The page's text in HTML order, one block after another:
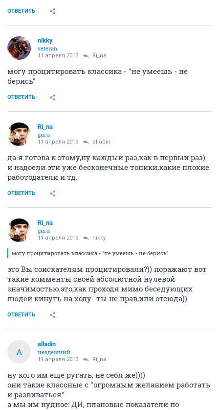
ОТВЕТИТЬ
nikky
veteran
11 апреля 2013 Ri_na
могу процитировать классика - "не умеешь - не
берись"
ОТВЕТИТЬ
Ri_na
guru
11 апреля 2013 alladin
да я готова к этому,ну каждый раз,как в первый раз)
и надоели эти уже бесконечные топики,какие плохие
работодатели и тд.
ОТВЕТИТЬ
Ri_na
guru
11 апреля 2013 nikky
могу процитировать классика - "не умеешь - не берись"
это Вы соискателям процитировали?)) поражают вот
такие комменты своей абсолютной нулевой
значимостью,это,как проходя мимо беседующих
людей кинуть на ходу- ты не прав,или отсюда))
ОТВЕТИТЬ
A
alladin
нездешний
11 апреля 2013 Ri_na
ну кого им еще ругать, не себя же))))
они такие классные с "огромным желанием работать
и развиваться"
а мы им нудное: ДИ, плановые показатели по